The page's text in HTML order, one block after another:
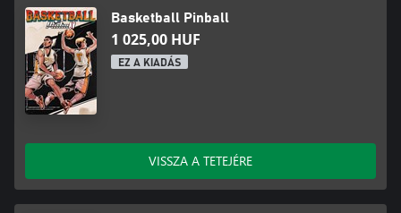
Basketball Pinball
1 025,00 HUF
EZ A KIADÁS
VISSZA A TETEJÉRE